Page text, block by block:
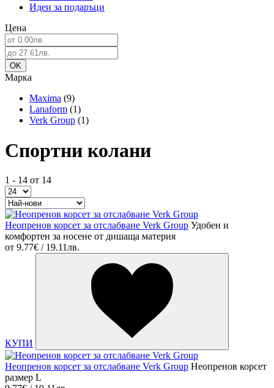
Идеи за подаръци
Цена
Марка
Maxima (9)
Lanaform (1)
Verk Group (1)
Спортни колани
1 - 14 от 14
Неопренов корсет за отслабване Verk Group Удобен и
комфортен за носене от дишаща материя
от 9.77€ / 19.11лв.
КУПИ
Неопренов корсет за отслабване Verk Group Неопренов корсет
размер L